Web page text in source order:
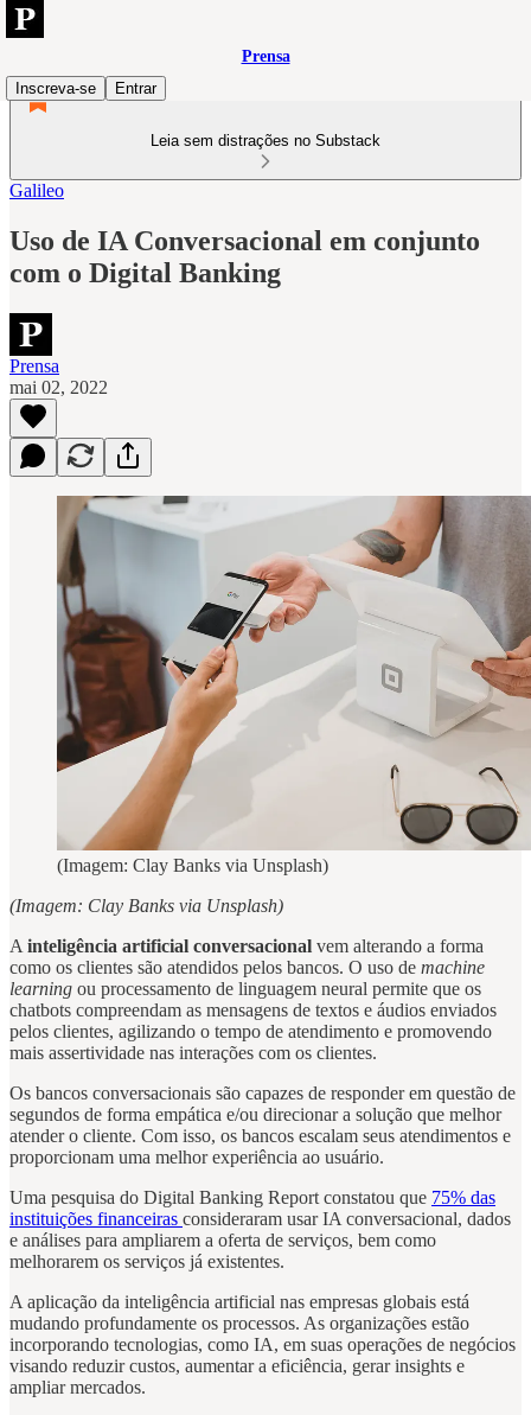
Prensa
Inscreva-se
Entrar
Leia sem distrações no Substack
Galileo
Uso de IA Conversacional em conjunto
com o Digital Banking
Prensa
mai 02, 2022
(Imagem: Clay Banks via Unsplash)
(Imagem: Clay Banks via Unsplash)
A inteligência artificial conversacional vem alterando a forma
como os clientes são atendidos pelos bancos. O uso de machine
learning ou processamento de linguagem neural permite que os
chatbots compreendam as mensagens de textos e áudios enviados
pelos clientes, agilizando o tempo de atendimento e promovendo
mais assertividade nas interações com os clientes.
Os bancos conversacionais são capazes de responder em questão de
segundos de forma empática e/ou direcionar a solução que melhor
atender o cliente. Com isso, os bancos escalam seus atendimentos e
proporcionam uma melhor experiência ao usuário.
Uma pesquisa do Digital Banking Report constatou que 75% das
instituições financeiras consideraram usar IA conversacional, dados
e análises para ampliarem a oferta de serviços, bem como
melhorarem os serviços já existentes.
A aplicação da inteligência artificial nas empresas globais está
mudando profundamente os processos. As organizações estão
incorporando tecnologias, como IA, em suas operações de negócios
visando reduzir custos, aumentar a eficiência, gerar insights e
ampliar mercados.